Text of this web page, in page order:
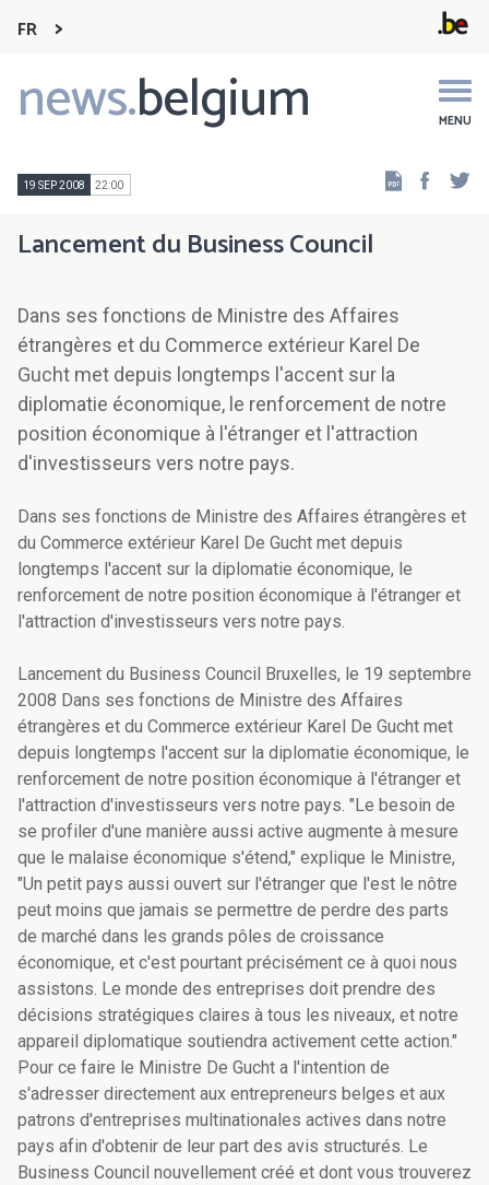
FR
news.belgium MENU
Main
navigation
19 SEP 2008 22:00
Lancement du Business Council
Dans ses fonctions de Ministre des Affaires
étrangères et du Commerce extérieur Karel De
Gucht met depuis longtemps l'accent sur la
diplomatie économique, le renforcement de notre
position économique à l'étranger et l'attraction
d'investisseurs vers notre pays.
Dans ses fonctions de Ministre des Affaires étrangères et
du Commerce extérieur Karel De Gucht met depuis
longtemps l'accent sur la diplomatie économique, le
renforcement de notre position économique à l'étranger et
l'attraction d'investisseurs vers notre pays.
Lancement du Business Council Bruxelles, le 19 septembre
2008 Dans ses fonctions de Ministre des Affaires
étrangères et du Commerce extérieur Karel De Gucht met
depuis longtemps l'accent sur la diplomatie économique, le
renforcement de notre position économique à l'étranger et
l'attraction d'investisseurs vers notre pays. "Le besoin de
se profiler d'une manière aussi active augmente à mesure
que le malaise économique s'étend," explique le Ministre,
"Un petit pays aussi ouvert sur l'étranger que l'est le nôtre
peut moins que jamais se permettre de perdre des parts
de marché dans les grands pôles de croissance
économique, et c'est pourtant précisément ce à quoi nous
assistons. Le monde des entreprises doit prendre des
décisions stratégiques claires à tous les niveaux, et notre
appareil diplomatique soutiendra activement cette action."
Pour ce faire le Ministre De Gucht a l'intention de
s'adresser directement aux entrepreneurs belges et aux
patrons d'entreprises multinationales actives dans notre
pays afin d'obtenir de leur part des avis structurés. Le
Business Council nouvellement créé et dont vous trouverez